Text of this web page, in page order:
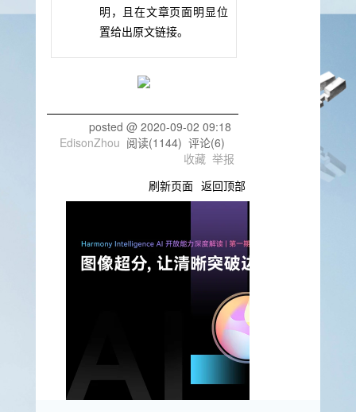
明，且在文章页面明显位
置给出原文链接。
posted @ 2020-09-02 09:18
EdisonZhou 阅读(1144) 评论(6)
收藏 举报
刷新页面 返回顶部